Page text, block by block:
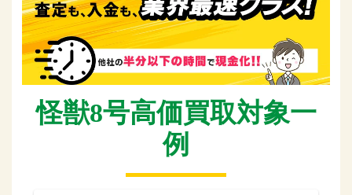
怪獣8号高価買取対象一
例